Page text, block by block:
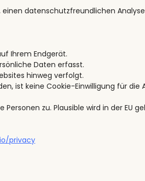
einen datenschutzfreundlichen
Ihrem Endgerät.
Daten erfasst.
hinweg verfolgt.
ist keine Cookie-Einwilligung für die
zu. Plausible wird in der EU
privacy